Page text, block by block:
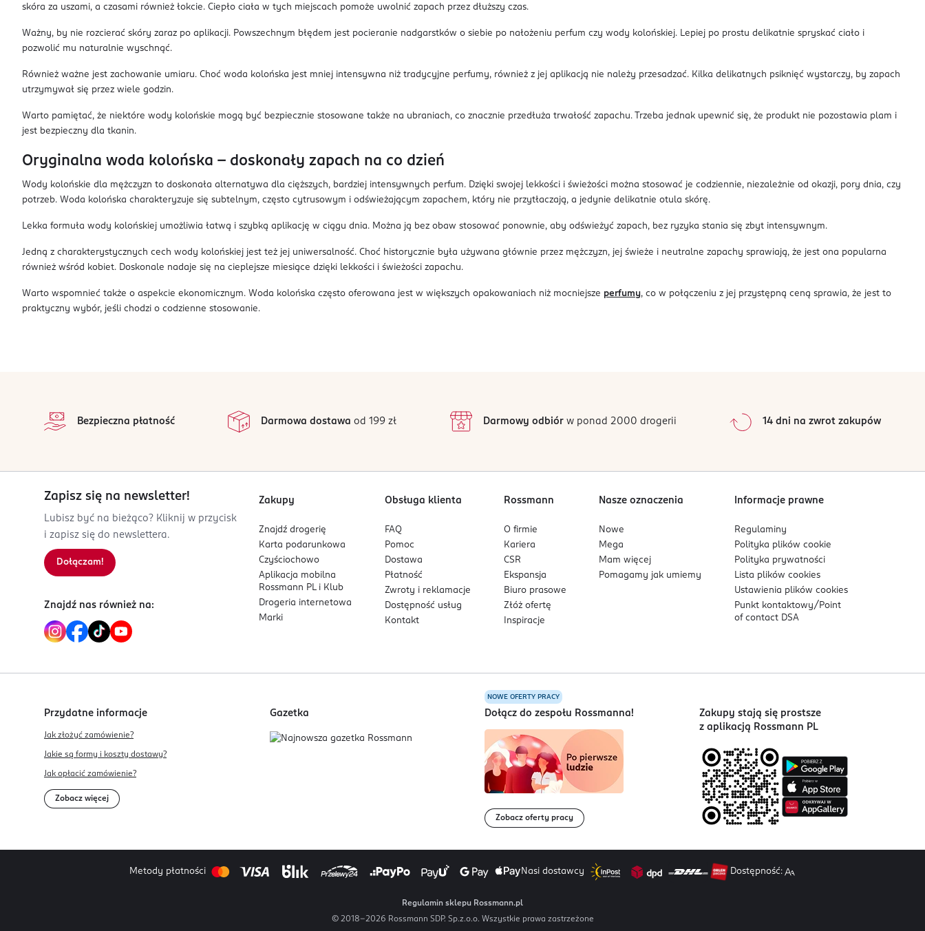
skóra za uszami, a czasami również łokcie. Ciepło ciała w tych miejscach pomoże uwolnić zapach przez dłuższy czas.
Ważny, by nie rozcierać skóry zaraz po aplikacji. Powszechnym błędem jest pocieranie nadgarstków o siebie po nałożeniu perfum czy wody kolońskiej. Lepiej po prostu delikatnie spryskać ciało i
pozwolić mu naturalnie wyschnąć.
Również ważne jest zachowanie umiaru. Choć woda kolońska jest mniej intensywna niż tradycyjne perfumy, również z jej aplikacją nie należy przesadzać. Kilka delikatnych psiknięć wystarczy, by zapach
utrzymywał się przez wiele godzin.
Warto pamiętać, że niektóre wody kolońskie mogą być bezpiecznie stosowane także na ubraniach, co znacznie przedłuża trwałość zapachu. Trzeba jednak upewnić się, że produkt nie pozostawia plam i
jest bezpieczny dla tkanin.
Oryginalna woda kolońska – doskonały zapach na co dzień
Wody kolońskie dla mężczyzn to doskonała alternatywa dla cięższych, bardziej intensywnych perfum. Dzięki swojej lekkości i świeżości można stosować je codziennie, niezależnie od okazji, pory dnia, czy
potrzeb. Woda kolońska charakteryzuje się subtelnym, często cytrusowym i odświeżającym zapachem, który nie przytłaczają, a jedynie delikatnie otula skórę.
Lekka formuła wody kolońskiej umożliwia łatwą i szybką aplikację w ciągu dnia. Można ją bez obaw stosować ponownie, aby odświeżyć zapach, bez ryzyka stania się zbyt intensywnym.
Jedną z charakterystycznych cech wody kolońskiej jest też jej uniwersalność. Choć historycznie była używana głównie przez mężczyzn, jej świeże i neutralne zapachy sprawiają, że jest ona popularna
również wśród kobiet. Doskonale nadaje się na cieplejsze miesiące dzięki lekkości i świeżości zapachu.
Warto wspomnieć także o aspekcie ekonomicznym. Woda kolońska często oferowana jest w większych opakowaniach niż mocniejsze perfumy, co w połączeniu z jej przystępną ceną sprawia, że jest to
praktyczny wybór, jeśli chodzi o codzienne stosowanie.
Bezpieczna płatność Darmowa dostawa od 199 zł Darmowy odbiórw ponad 2000 drogerii 14 dni na zwrot zakupów
Zapisz się na newsletter!
Lubisz być na bieżąco? Kliknij w przycisk
i zapisz się do newslettera.
Dołączam!
Znajdź nas również na:
Zakupy
Znajdź drogerię
Karta podarunkowa
Czyściochowo
Aplikacja mobilna
Rossmann PL i Klub
Drogeria internetowa
Marki
Obsługa klienta
FAQ
Pomoc
Dostawa
Płatność
Zwroty i reklamacje
Dostępność usług
Kontakt
Rossmann
O firmie
Kariera
CSR
Ekspansja
Biuro prasowe
Złóż ofertę
Inspiracje
Nasze oznaczenia
Nowe
Mega
Mam więcej
Pomagamy jak umiemy
Informacje prawne
Regulaminy
Polityka plikówcookie
Polityka prywatności
Lista plikówcookies
Ustawienia plikówcookies
Punkt kontaktowy/ Point
of contact DSA
Przydatne informacje
Jak złożyć zamówienie?
Jakie są formy i koszty dostawy?
Jak opłacić zamówienie?
Zobacz więcej
Gazetka
NOWE OFERTY PRACY
Dołącz do zespołu Rossmanna!
Zobacz oferty pracy
Zakupy stają się prostsze
z aplikacją Rossmann PL
Metody płatności Nasi dostawcy Dostępność:
Regulamin sklepu Rossmann.pl
© 2018-2026 Rossmann SDP. Sp.z.o.o. Wszystkie prawa zastrzeżone